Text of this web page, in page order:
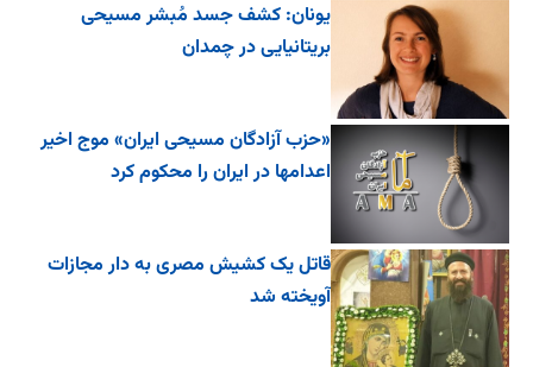
یونان: کشف جسد مُبشر مسیحی
بریتانیایی در چمدان
«حزب آزادگان مسیحی ایران» موج اخیر
اعدامها در ایران را محکوم کرد
قاتل یک کشیش مصری به دار مجازات
آویخته شد